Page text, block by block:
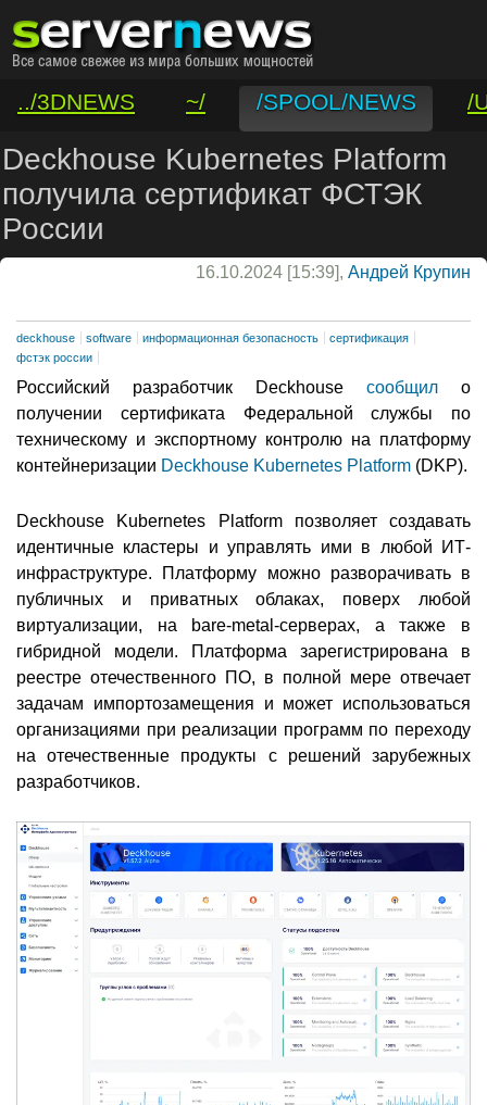
../3DNEWS ~/ /SPOOL/NEWS
/
/VAR/CONTACT
Deckhouse Kubernetes Platform
получила сертификат ФСТЭК
России
16.10.2024 [15:39], Андрей Крупин
deckhouse software информационная безопасность
сертификация
фстэк россии
Российский разработчик Deckhouse сообщил о
получении сертификата Федеральной службы по
техническому и экспортному контролю на платформу
контейнеризации Deckhouse Kubernetes Platform (DKP).
Deckhouse Kubernetes Platform позволяет создавать
идентичные кластеры и управлять ими в любой ИТ-
инфраструктуре. Платформу можно разворачивать в
публичных и приватных облаках, поверх любой
виртуализации, на bare-metal-серверах, а также в
гибридной модели. Платформа зарегистрирована в
реестре отечественного ПО, в полной мере отвечает
задачам импортозамещения и может использоваться
организациями при реализации программ по переходу
на отечественные продукты с решений зарубежных
разработчиков.